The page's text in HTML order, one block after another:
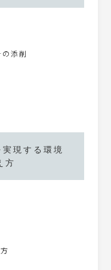
の添削
現する環境
方